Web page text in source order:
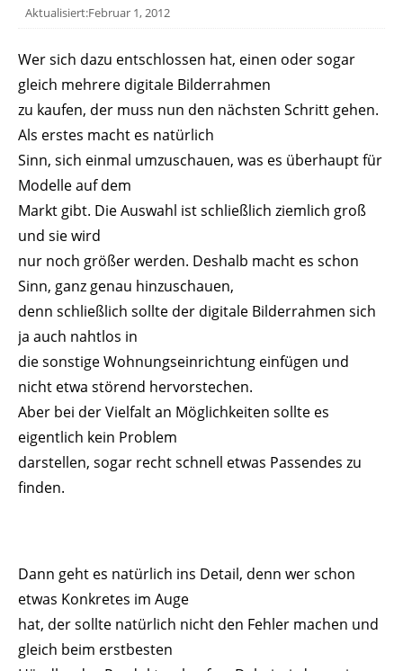
Aktualisiert:Februar 1, 2012
Wer sich dazu entschlossen hat, einen oder sogar
gleich mehrere digitale Bilderrahmen
zu kaufen, der muss nun den nächsten Schritt gehen.
Als erstes macht es natürlich
Sinn, sich einmal umzuschauen, was es überhaupt für
Modelle auf dem
Markt gibt. Die Auswahl ist schließlich ziemlich groß
und sie wird
nur noch größer werden. Deshalb macht es schon
Sinn, ganz genau hinzuschauen,
denn schließlich sollte der digitale Bilderrahmen sich
ja auch nahtlos in
die sonstige Wohnungseinrichtung einfügen und
nicht etwa störend hervorstechen.
Aber bei der Vielfalt an Möglichkeiten sollte es
eigentlich kein Problem
darstellen, sogar recht schnell etwas Passendes zu
finden.
Dann geht es natürlich ins Detail, denn wer schon
etwas Konkretes im Auge
hat, der sollte natürlich nicht den Fehler machen und
gleich beim erstbesten